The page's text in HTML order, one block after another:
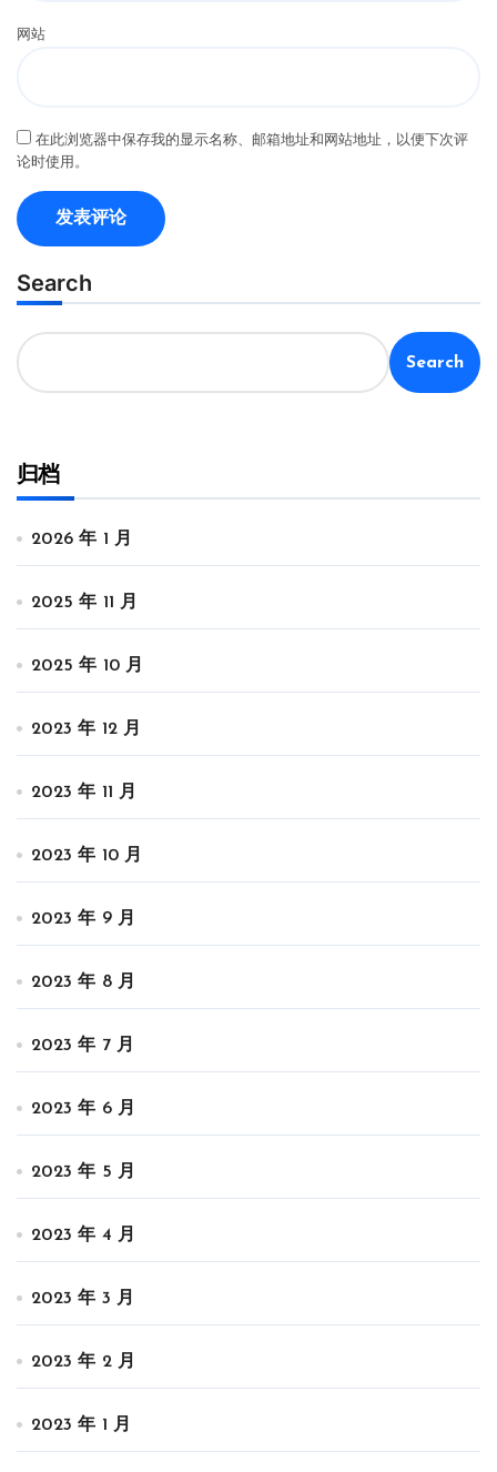
网站
在此浏览器中保存我的显示名称、邮箱地址和网站地址，以便下次评
论时使用。
Search
Search
归档
2026 年 1 月
2025 年 11 月
2025 年 10 月
2023 年 12 月
2023 年 11 月
2023 年 10 月
2023 年 9 月
2023 年 8 月
2023 年 7 月
2023 年 6 月
2023 年 5 月
2023 年 4 月
2023 年 3 月
2023 年 2 月
2023 年 1 月